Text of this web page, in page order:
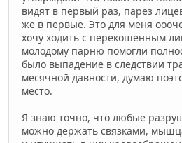
видят в первый раз, парез
же в первые. Это для меня
хочу ходить с перекошенным
молодому парню помогли
было выпадение в следствии
месячной давности, думаю
место.
Я знаю точно, что любые
можно держать связками,